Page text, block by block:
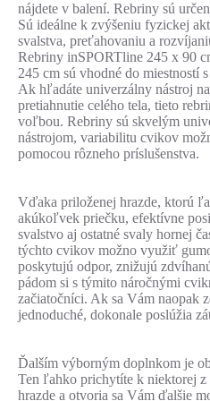
nájdete v balení. Rebriny sú
Sú ideálne k zvýšeniu fyzickej
svalstva, preťahovaniu a
Rebriny inSPORTline 245 x 90
245 cm sú vhodné do miestností
Ak hľadáte univerzálny nástroj
pretiahnutie celého tela, tieto
voľbou. Rebriny sú skvelým
nástrojom, variabilitu cvikov
pomocou rôzneho príslušenstva.
Vďaka priloženej hrazde, ktorú
akúkoľvek priečku, efektívne
svalstvo aj ostatné svaly hornej
týchto cvikov možno využiť
poskytujú odpor, znižujú
pádom si s týmito náročnými
začiatočníci. Ak sa Vám naopak
jednoduché, dokonale poslúžia
Ďalším výborným doplnkom je
Ten ľahko prichytíte k niektorej z
hrazde a otvoria sa Vám ďalšie